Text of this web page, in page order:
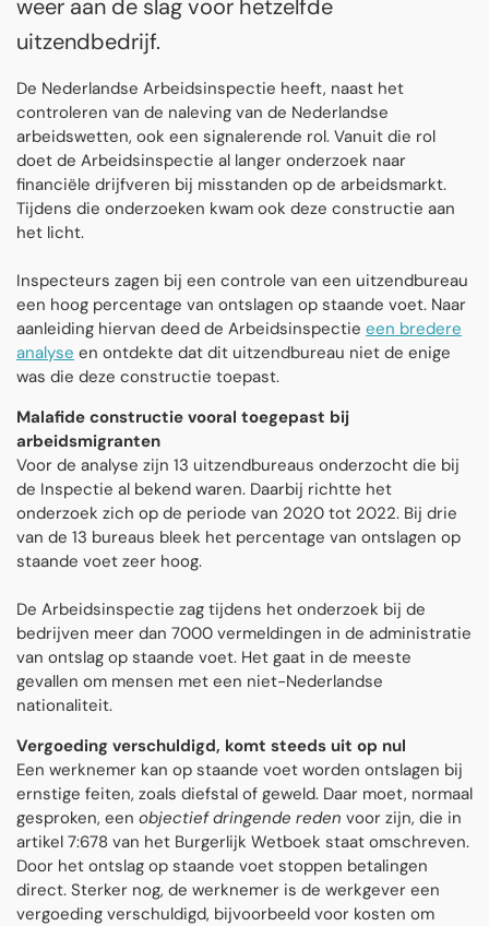
weer aan de slag voor hetzelfde
uitzendbedrijf.
De Nederlandse Arbeidsinspectie heeft, naast het
controleren van de naleving van de Nederlandse
arbeidswetten, ook een signalerende rol. Vanuit die rol
doet de Arbeidsinspectie al langer onderzoek naar
financiële drijfveren bij misstanden op de arbeidsmarkt.
Tijdens die onderzoeken kwam ook deze constructie aan
het licht.
Inspecteurs zagen bij een controle van een uitzendbureau
een hoog percentage van ontslagen op staande voet. Naar
aanleiding hiervan deed de Arbeidsinspectie een bredere
analyse en ontdekte dat dit uitzendbureau niet de enige
was die deze constructie toepast.
Malafide constructie vooral toegepast bij
arbeidsmigranten
Voor de analyse zijn 13 uitzendbureaus onderzocht die bij
de Inspectie al bekend waren. Daarbij richtte het
onderzoek zich op de periode van 2020 tot 2022. Bij drie
van de 13 bureaus bleek het percentage van ontslagen op
staande voet zeer hoog.
De Arbeidsinspectie zag tijdens het onderzoek bij de
bedrijven meer dan 7000 vermeldingen in de administratie
van ontslag op staande voet. Het gaat in de meeste
gevallen om mensen met een niet-Nederlandse
nationaliteit.
Vergoeding verschuldigd, komt steeds uit op nul
Een werknemer kan op staande voet worden ontslagen bij
ernstige feiten, zoals diefstal of geweld. Daar moet, normaal
gesproken, een objectief dringende reden voor zijn, die in
artikel 7:678 van het Burgerlijk Wetboek staat omschreven.
Door het ontslag op staande voet stoppen betalingen
direct. Sterker nog, de werknemer is de werkgever een
vergoeding verschuldigd, bijvoorbeeld voor kosten om